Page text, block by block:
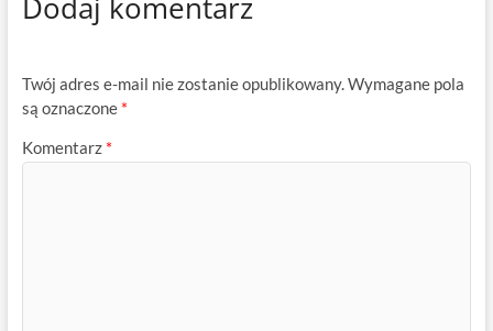
Twój adres e-mail nie zostanie opublikowany.Wymagane pola
są oznaczone *
Komentarz *